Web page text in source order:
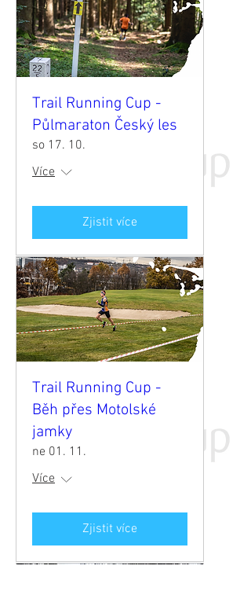
Trail Running Cup -
Půlmaraton Český les
so 17. 10.
Více
Zjistit více
Trail Running Cup -
Běh přes Motolské
jamky
ne 01. 11.
Více
Zjistit více